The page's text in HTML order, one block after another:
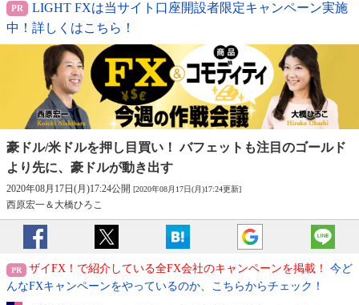
LIGHT FXは当サイト口座開設者限定キャンペーン実施
中！詳しくはこちら！
豪ドル/米ドルを押し目買い！ バフェットも注目のゴールド
より先に、豪ドルが動き出す
2020年08月17日(月)17:24公開 [2020年08月17日(月)17:24更新]
西原宏一＆大橋ひろこ
ザイFX！で紹介している全FX会社のキャンペーンを掲載！
今ど
んなFXキャンペーンをやっているのか、こちらからチェック！